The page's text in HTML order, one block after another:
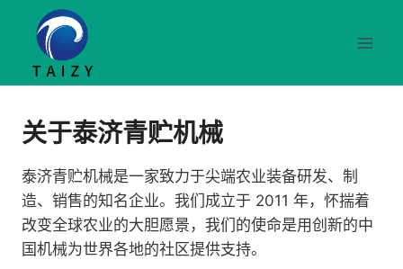
容
关于泰济青贮机械
泰济青贮机械是一家致力于尖端农业装备研发、制
造、销售的知名企业。我们成立于 2011 年，怀揣着
改变全球农业的大胆愿景，我们的使命是用创新的中
国机械为世界各地的社区提供支持。